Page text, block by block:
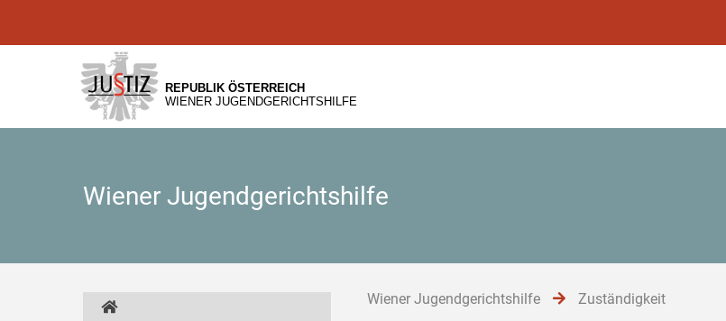
[1]
[2]
[3]
REPUBLIK ÖSTERREICH
WIENER JUGENDGERICHTSHILFE
Wiener Jugendgerichtshilfe
Wiener Jugendgerichtshilfe Zuständigkeit